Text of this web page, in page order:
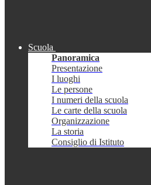
Scuola
Panoramica
Presentazione
I luoghi
Le persone
I numeri della scuola
Le carte della scuola
Organizzazione
La storia
Consiglio di Istituto